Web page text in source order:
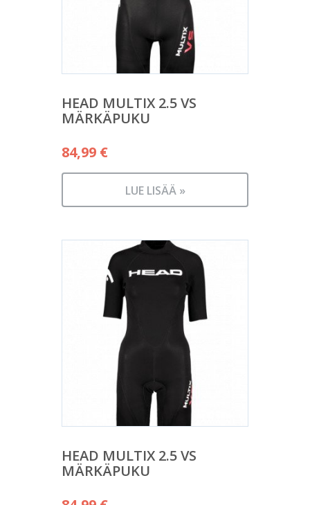
HEAD MULTIX 2.5 VS
MÄRKÄPUKU
84,99 €
LUE LISÄÄ »
HEAD MULTIX 2.5 VS
MÄRKÄPUKU